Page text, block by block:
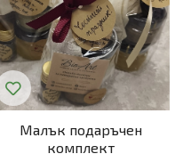
Малък подаръчен
комплект